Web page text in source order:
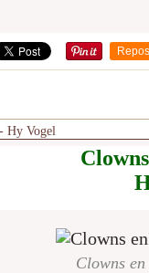
Hy Vogel
Clowns